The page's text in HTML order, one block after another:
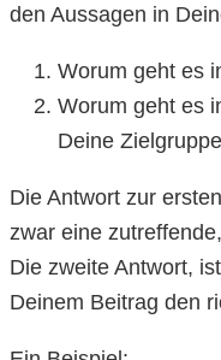
den Aussagen in
Worum geht es
Worum geht es
Deine
Die Antwort zur
zwar eine
Die zweite Antwort,
Deinem Beitrag den